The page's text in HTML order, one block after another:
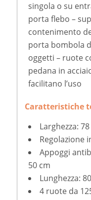
singola o su
porta flebo –
contenimento
porta bombola
oggetti – ruote
pedana in
facilitano l’uso
Caratteristiche
Larghezza:
Regolazione
Appoggi
50 cm
Lunghezza:
4 ruote da